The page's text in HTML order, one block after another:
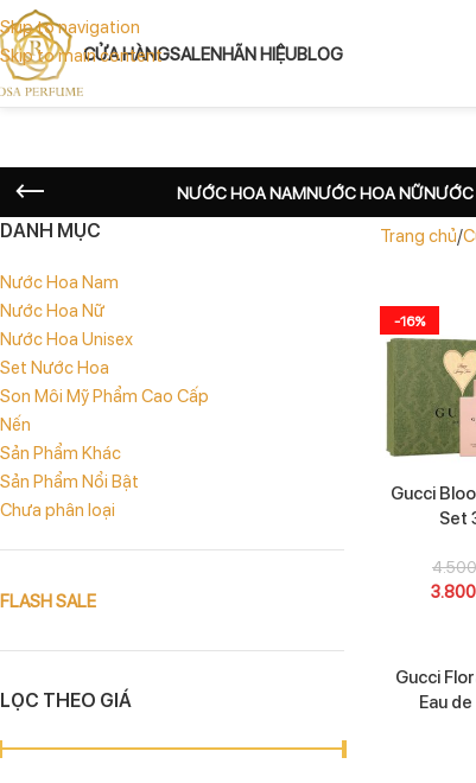
Skip to navigation
Skip to main content
CỬA HÀNGSALENHÃN HIỆUBLOG
NƯỚC HOA NAMNƯỚC HOA NỮNƯỚC
DANH MỤC
Nước Hoa Nam
Nước Hoa Nữ
Nước Hoa Unisex
Set Nước Hoa
Son Môi Mỹ Phẩm Cao Cấp
Nến
Sản Phẩm Khác
Sản Phẩm Nổi Bật
Chưa phân loại
FLASH SALE
LỌC THEO GIÁ
Trang chủ
-16%
Gucci
Set
SOLD OUT
Gucci
Eau